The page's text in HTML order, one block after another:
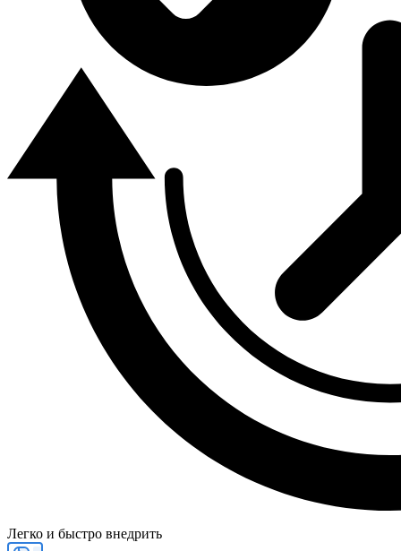
Легко и быстро внедрить